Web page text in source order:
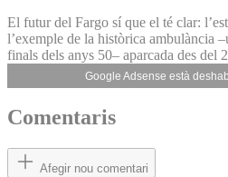
El futur del Fargo sí que el té clar:
l’exemple de la històrica ambulància
finals dels anys 50– aparcada des del
Google Adsense està
Comentaris
Afegir nou comentari